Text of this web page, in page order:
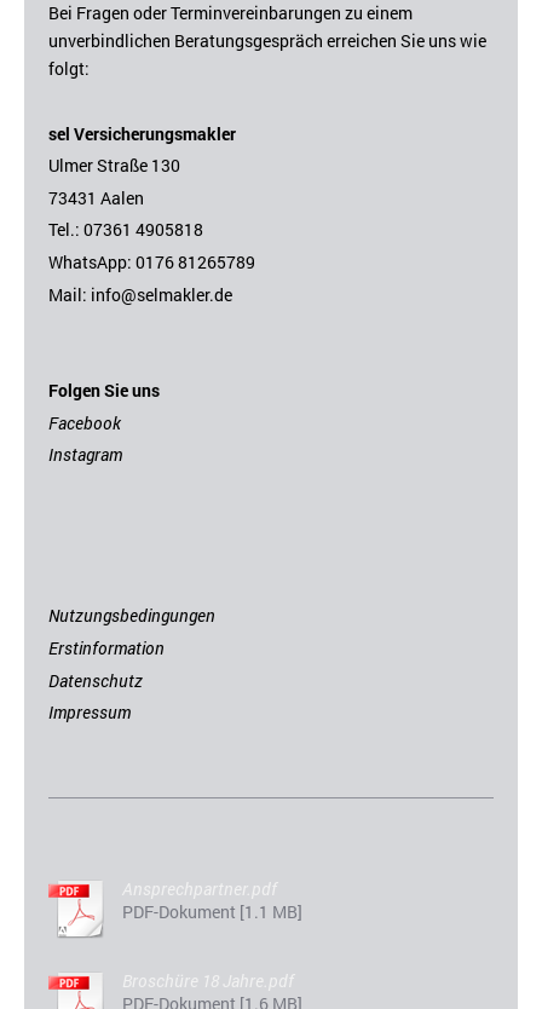
Bei Fragen oder Terminvereinbarungen zu einem
unverbindlichen Beratungsgespräch erreichen Sie uns wie
folgt:
sel Versicherungsmakler
Ulmer Straße 130
73431 Aalen
Tel.: 07361 4905818
WhatsApp: 0176 81265789
Mail: info@selmakler.de
Folgen Sie uns
Facebook
Instagram
Nutzungsbedingungen
Erstinformation
Datenschutz
Impressum
Ansprechpartner.pdf
PDF-Dokument [1.1 MB]
Broschüre 18 Jahre.pdf
PDF-Dokument [1.6 MB]